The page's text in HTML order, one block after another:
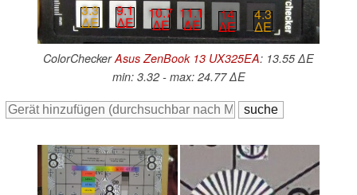
3.3
∆E
9.1
∆E
10.7
∆E
11.1
∆E
14
∆E
4.3
∆E
ColorCheckerAsus ZenBook 13 UX325EA: 13.55 ∆E
min: 3.32 - max: 24.77 ∆E